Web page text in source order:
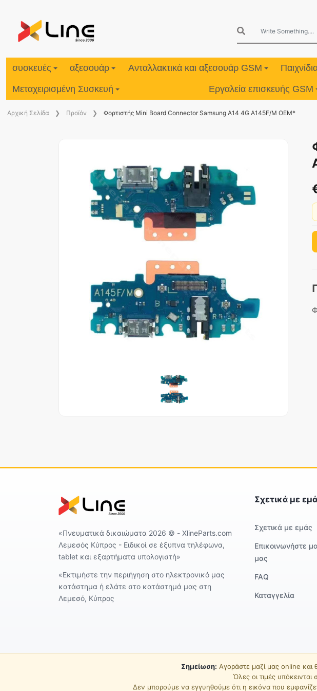
συσκευές αξεσουάρ Ανταλλακτικά και αξεσουάρ GSM
Μεταχειρισμένη Συσκευή Εργαλεία επισκευής GSM
Aρχική Σελίδα Προϊόν Φορτιστής Mini Board Connector Samsung A14 4G A145F/M OEM*
«Πνευματικά δικαιώματα 2026 ©️ - XlineParts.com
Λεμεσός Κύπρος - Ειδικοί σε έξυπνα τηλέφωνα,
tablet και εξαρτήματα υπολογιστή»
«Εκτιμήστε την περιήγηση στο ηλεκτρονικό μας
κατάστημα ή ελάτε στο κατάστημά μας στη
Λεμεσό, Κύπρος
Σχετικά με
Σχετικά με εμάς
Επικοινωνήστε
μας
FAQ
Καταγγελία
Σημείωση: Αγοράστε μαζί μας online και
Όλες οι τιμές
Δεν μπορούμε να εγγυηθούμε ότι η εικόνα που